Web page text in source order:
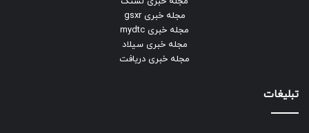
مجله خبری gsxr
مجله خبری mydtc
مجله خبری سیلاد
مجله خبری دریافت
تبلیغات